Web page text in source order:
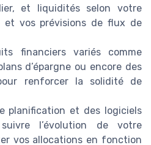
et liquidités selon votre
et vos prévisions de flux de
financiers variés comme
d’épargne ou encore des
renforcer la solidité de
planification et des logiciels
l’évolution de votre
vos allocations en fonction